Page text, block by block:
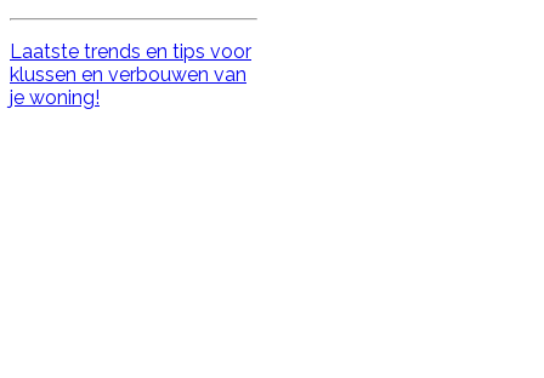
Laatste trends en tips voor
klussen en verbouwen van
je woning!